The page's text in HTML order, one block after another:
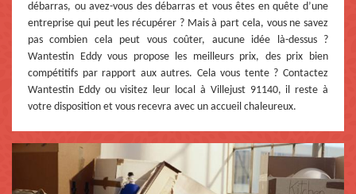
débarras, ou avez-vous des débarras et vous êtes en quête d’une
entreprise qui peut les récupérer ? Mais à part cela, vous ne savez
pas combien cela peut vous coûter, aucune idée là-dessus ?
Wantestin Eddy vous propose les meilleurs prix, des prix bien
compétitifs par rapport aux autres. Cela vous tente ? Contactez
Wantestin Eddy ou visitez leur local à Villejust 91140, il reste à
votre disposition et vous recevra avec un accueil chaleureux.